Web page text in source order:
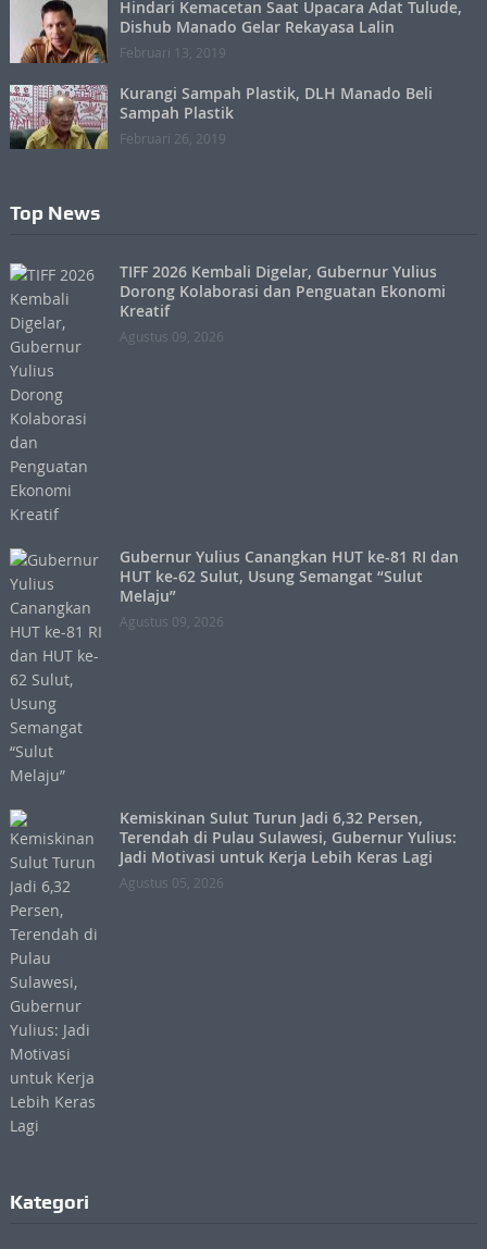
Hindari Kemacetan Saat Upacara Adat Tulude,
Dishub Manado Gelar Rekayasa Lalin
Februari 13, 2019
Kurangi Sampah Plastik, DLH Manado Beli
Sampah Plastik
Februari 26, 2019
Top News
TIFF 2026 Kembali Digelar, Gubernur Yulius
Dorong Kolaborasi dan Penguatan Ekonomi
Kreatif
Agustus 09, 2026
Gubernur Yulius Canangkan HUT ke-81 RI dan
HUT ke-62 Sulut, Usung Semangat “Sulut
Melaju”
Agustus 09, 2026
Kemiskinan Sulut Turun Jadi 6,32 Persen,
Terendah di Pulau Sulawesi, Gubernur Yulius:
Jadi Motivasi untuk Kerja Lebih Keras Lagi
Agustus 05, 2026
Kategori